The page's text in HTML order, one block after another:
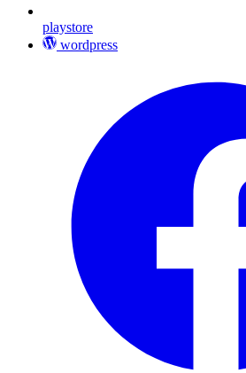
playstore
wordpress